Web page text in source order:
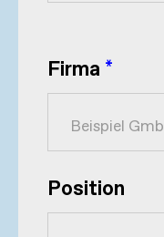
Firma *
Position